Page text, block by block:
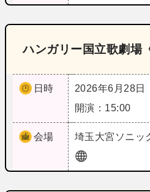
ハンガリー国立歌劇場
日時
2026年6月28日
開演：15:00
会場 埼玉 大宮ソニッ